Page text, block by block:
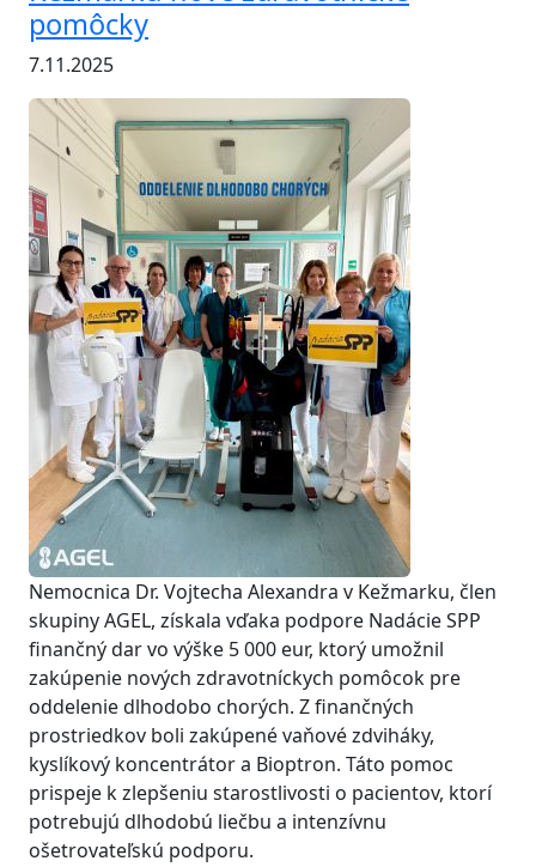
pomôcky
7.11.2025
Nemocnica Dr. Vojtecha Alexandra v Kežmarku, člen
skupiny AGEL, získala vďaka podpore Nadácie SPP
finančný dar vo výške 5 000 eur, ktorý umožnil
zakúpenie nových zdravotníckych pomôcok pre
oddelenie dlhodobo chorých. Z finančných
prostriedkov boli zakúpené vaňové zdviháky,
kyslíkový koncentrátor a Bioptron. Táto pomoc
prispeje k zlepšeniu starostlivosti o pacientov, ktorí
potrebujú dlhodobú liečbu a intenzívnu
ošetrovateľskú podporu.